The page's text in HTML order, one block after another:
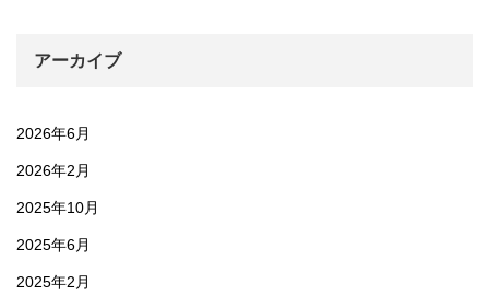
アーカイブ
2026年6月
2026年2月
2025年10月
2025年6月
2025年2月